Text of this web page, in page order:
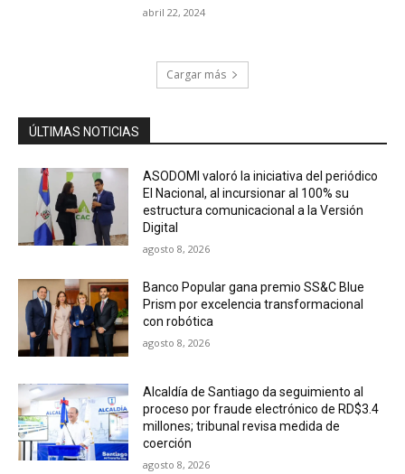
abril 22, 2024
Cargar más
ÚLTIMAS NOTICIAS
ASODOMI valoró la iniciativa del periódico
El Nacional, al incursionar al 100% su
estructura comunicacional a la Versión
Digital
agosto 8, 2026
Banco Popular gana premio SS&C Blue
Prism por excelencia transformacional
con robótica
agosto 8, 2026
Alcaldía de Santiago da seguimiento al
proceso por fraude electrónico de RD$3.4
millones; tribunal revisa medida de
coerción
agosto 8, 2026